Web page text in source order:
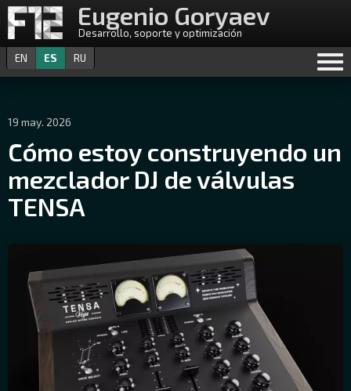
Eugenio Goryaev
Desarrollo, soporte y optimización
EN
ES RU
19 may. 2026
Cómo estoy construyendo un
mezclador DJ de válvulas
TENSA